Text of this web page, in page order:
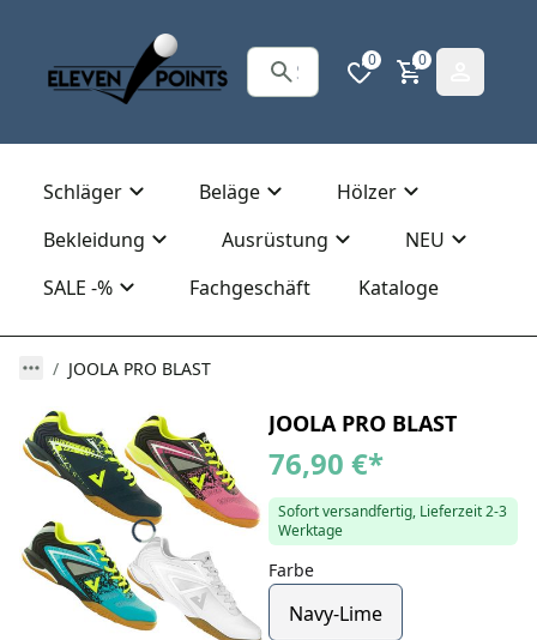
0 0
Schläger Beläge
Hölzer
Bekleidung
Ausrüstung
NEU
SALE -%
Fachgeschäft Kataloge
JOOLA PRO BLAST
JOOLA PRO BLAST
76,90 €*
Sofort versandfertig, Lieferzeit 2-3
Werktage
Farbe
Navy-Lime